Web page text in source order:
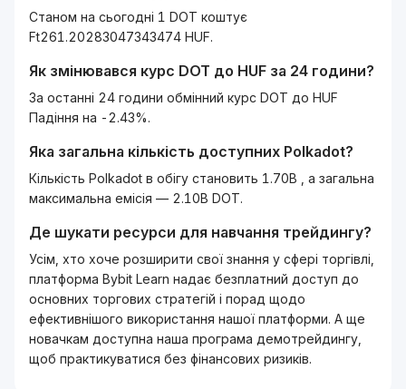
Станом на сьогодні 1 DOT коштує
Ft261.20283047343474 HUF.
Як змінювався курс DOT до HUF за 24 години?
За останні 24 години обмінний курс DOT до HUF
Падіння на -2.43%.
Яка загальна кількість доступних Polkadot?
Кількість Polkadot в обігу становить 1.70B , а загальна
максимальна емісія — 2.10B DOT.
Де шукати ресурси для навчання трейдингу?
Усім, хто хоче розширити свої знання у сфері торгівлі,
платформа Bybit Learn надає безплатний доступ до
основних торгових стратегій і порад щодо
ефективнішого використання нашої платформи. А ще
новачкам доступна наша програма демотрейдингу,
щоб практикуватися без фінансових ризиків.